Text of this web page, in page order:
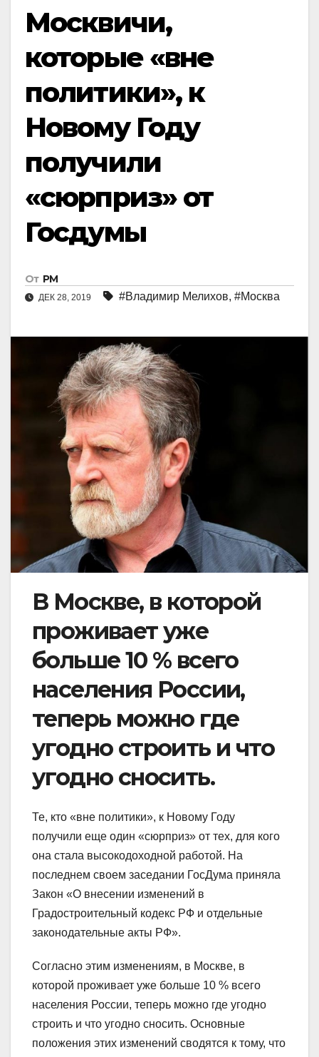
Москвичи,
которые «вне
политики», к
Новому Году
получили
«сюрприз» от
Госдумы
От РМ
ДЕК 28, 2019 #Владимир Мелихов, #Москва
В Москве, в которой
проживает уже
больше 10 % всего
населения России,
теперь можно где
угодно строить и что
угодно сносить.
Те, кто «вне политики», к Новому Году
получили еще один «сюрприз» от тех, для кого
она стала высокодоходной работой. На
последнем своем заседании ГосДума приняла
Закон «О внесении изменений в
Градостроительный кодекс РФ и отдельные
законодательные акты РФ».
Согласно этим изменениям, в Москве, в
которой проживает уже больше 10 % всего
населения России, теперь можно где угодно
строить и что угодно сносить. Основные
положения этих изменений сводятся к тому, что